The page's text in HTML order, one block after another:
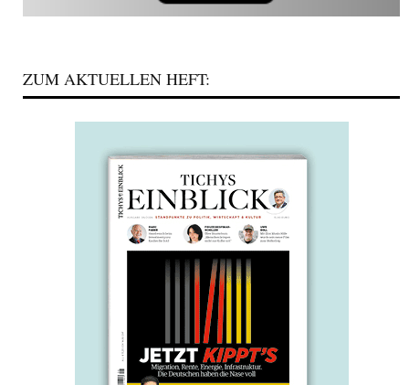
ZUM AKTUELLEN HEFT: